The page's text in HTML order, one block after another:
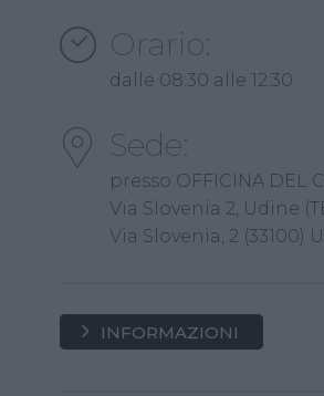
Orario:
dalle 08:30 alle 12:30
Sede:
presso OFFICINA DEL
Via Slovenia 2, Udine
Via Slovenia, 2 (33100)
INFORMAZIONI